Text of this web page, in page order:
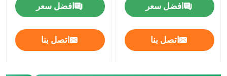
منشار ثقب كربيد مقلوب
رأى هول أربور
افضل سعر
اتصل بنا
افضل سعر
اتصل بنا